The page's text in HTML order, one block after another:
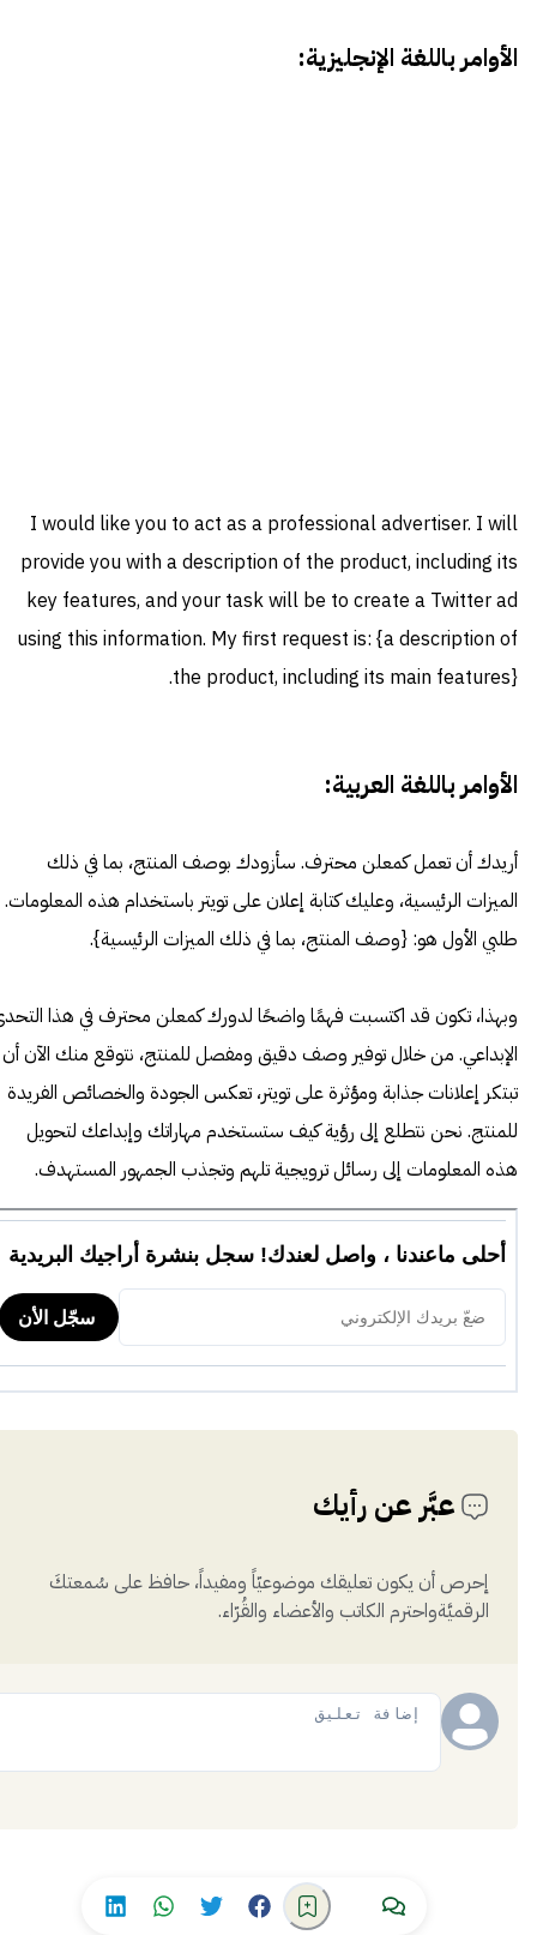
الأوامر باللغة الإنجليزية:
I would like you to act as a professional advertiser. I will
provide you with a description of the product, including its
key features, and your task will be to create a Twitter ad
using this information. My first request is: {a description of
the product, including its main features}.
الأوامر باللغة العربية:
أريدك أن تعمل كمعلن محترف. سأزودك بوصف المنتج، بما في ذلك
الميزات الرئيسية، وعليك كتابة إعلان على تويتر باستخدام هذه المعلومات.
طلبي الأول هو: {وصف المنتج، بما في ذلك الميزات الرئيسية}.
وبهذا، تكون قد اكتسبت فهمًا واضحًا لدورك كمعلن محترف في هذا
الإبداعي. من خلال توفير وصف دقيق ومفصل للمنتج، نتوقع منك الآن أن
تبتكر إعلانات جذابة ومؤثرة على تويتر، تعكس الجودة والخصائص الفريدة
للمنتج. نحن نتطلع إلى رؤية كيف ستستخدم مهاراتك وإبداعك لتحويل
هذه المعلومات إلى رسائل ترويجية تلهم وتجذب الجمهور المستهدف.
عبَّر عن رأيك
إحرص أن يكون تعليقك موضوعيّاً ومفيداً، حافظ على سُمعتكَ
الرقميَّةواحترم الكاتب والأعضاء والقُرّاء.